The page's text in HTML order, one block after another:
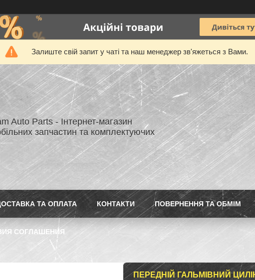
Залиште свій запит у чаті та наш менеджер зв'яжеться з Вами.
Auto Parts - Інтернет-магазин
запчастин та комплектуючих
ТА ОПЛАТА КОНТАКТИ ПОВЕРНЕННЯ ТА ОБМІМ
СОГЛАШЕНИЯ
ПЕРЕДНІЙ ГАЛЬМІВНИЙ